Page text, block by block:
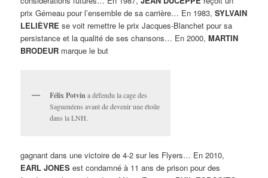
prix Gémeau pour l’ensemble de sa carrière… En 1983,SYLVAIN
LELIÈVRE se voit remettre le prix Jacques-Blanchet pour sa
persistance et la qualité de ses chansons… En 2000,MARTIN
BRODEUR marque le but
Félix Potvin a défendu la cage des
Saguenéens avant de devenir une étoile
dans la LNH.
gagnant dans une victoire de 4-2 sur les Flyers… En 2010,
EARL JONES est condamné à 11 ans de prison pour des